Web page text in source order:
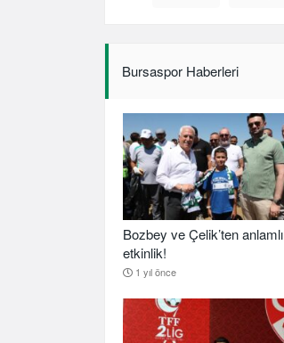
Bursaspor Haberleri
Bozbey ve Çelik’ten anlamlı
etkinlik!
1 yıl önce